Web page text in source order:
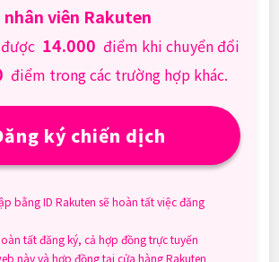
nhân viên Rakuten
14.000 điểm khi chuyển đổi
điểm trong các trường hợp khác.
ký chiến dịch
bằng ID Rakuten sẽ hoàn tất việc đăng
tất đăng ký, cả hợp đồng trực tuyến
này và hợp đồng tại cửa hàng Rakuten